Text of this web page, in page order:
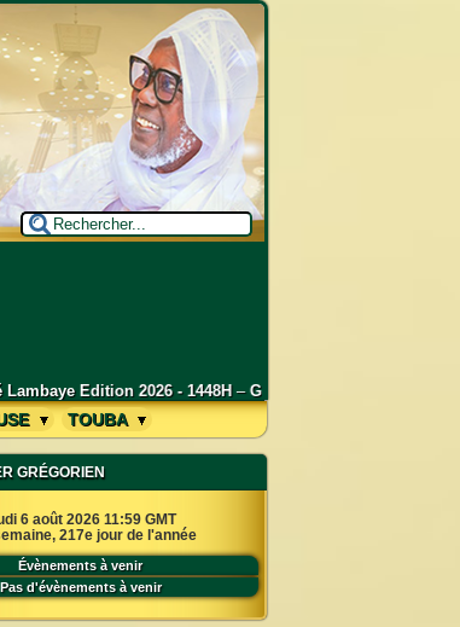
Grand Magal de Touba 2026 : Déclaration de Serigne
TOUBA
GRÉGORIEN
6 août 2026 11:59 GMT
217e jour de l'année
Évènements à venir
Pas d'évènements à venir